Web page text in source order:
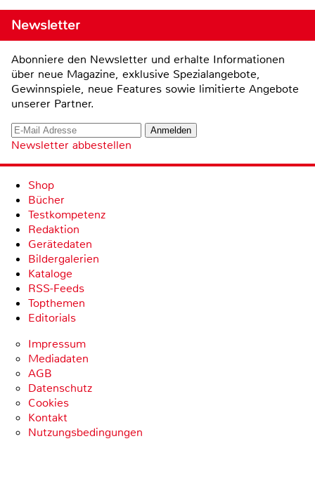
Newsletter
Abonniere den Newsletter und erhalte Informationen
über neue Magazine, exklusive Spezialangebote,
Gewinnspiele, neue Features sowie limitierte Angebote
unserer Partner.
Newsletter abbestellen
Shop
Bücher
Testkompetenz
Redaktion
Gerätedaten
Bildergalerien
Kataloge
RSS-Feeds
Topthemen
Editorials
Impressum
Mediadaten
AGB
Datenschutz
Cookies
Kontakt
Nutzungsbedingungen